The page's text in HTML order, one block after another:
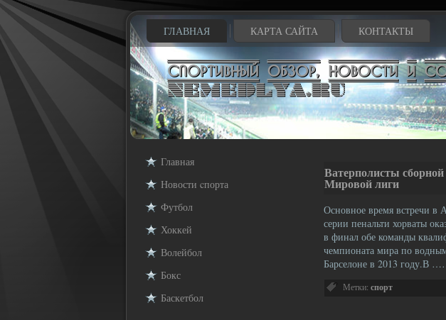
ГЛАВНАЯ КАРТА САЙТА КОНТАКТЫ
Главная
Новости cпорта
Футбол
Хоккей
Волейбол
Бокс
Баскетбол
Ватерполисты
Мировой лиги
Основное время встречи в
серии пенальти хорваты
в финал обе команды
чемпионата мира по
Барселоне в 2013 году.В
Метки: спорт